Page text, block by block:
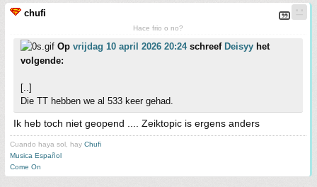
chufi
Hace frio o no?
Op vrijdag 10 april 2026 20:24schreef Deisyy het
volgende:
[..]
Die TT hebben we al 533 keer gehad.
Ik heb toch niet geopend .... Zeiktopic is ergens anders
Cuando haya sol, hay Chufi
Musica Español
Come On